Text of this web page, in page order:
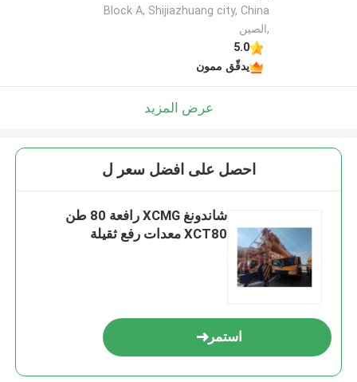
Block A, Shijiazhuang city, China
,الصين
5.0
يدقّق ممون
عرض المزيد
احصل على افضل سعر ل
شاندونغ XCMG رافعة 80 طن
XCT80 معدات رفع ثقيلة
استمر